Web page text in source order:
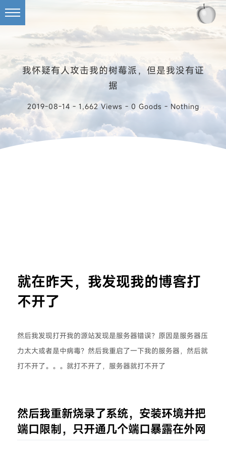
我怀疑有人攻击我的树莓派，但是我没有证
据
2019-08-14 - 1,662 Views - 0 Goods - Nothing
就在昨天，我发现我的博客打
不开了
然后我发现打开我的源站发现是服务器错误？原因是服务器压
力太大或者是中病毒？然后我重启了一下我的服务器，然后就
打不开了。。。就打不开了，服务器就打不开了
然后我重新烧录了系统，安装环境并把
端口限制，只开通几个端口暴露在外网